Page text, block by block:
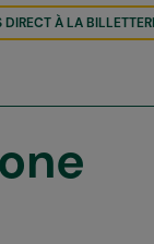
DIRECT À LA